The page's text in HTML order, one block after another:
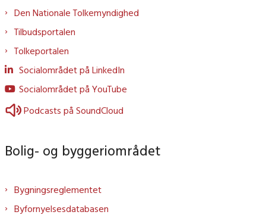
Den Nationale Tolkemyndighed
Tilbudsportalen
Tolkeportalen
Socialområdet på LinkedIn
Socialområdet på YouTube
Podcasts på SoundCloud
Bolig- og byggeriområdet
Bygningsreglementet
Byfornyelsesdatabasen